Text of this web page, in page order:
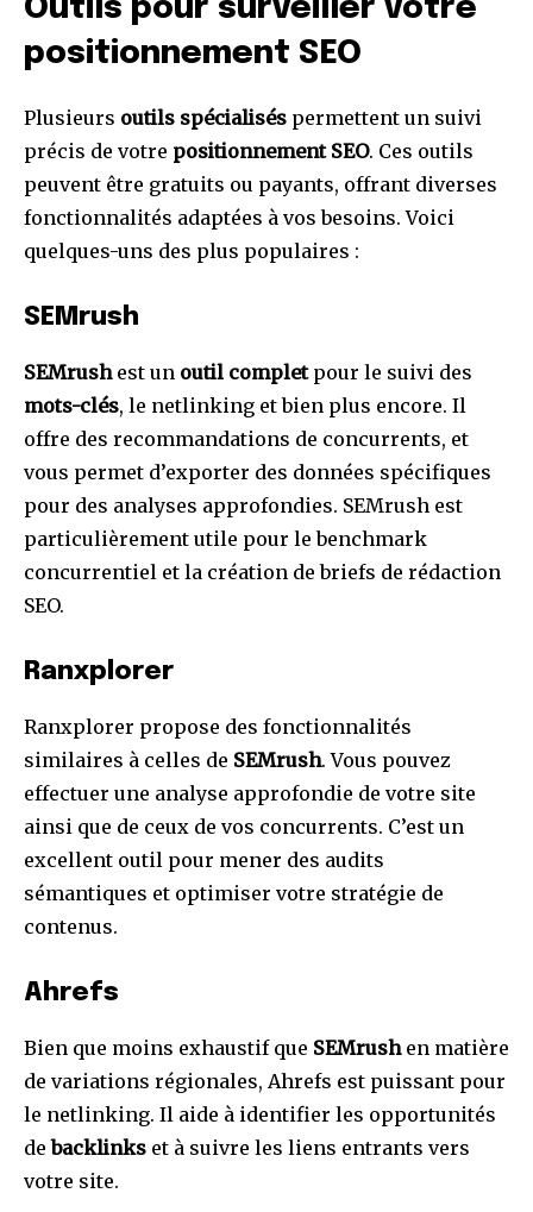
Outils pour surveiller votre
positionnement SEO
Plusieurs outils spécialisés permettent un suivi
précis de votre positionnement SEO. Ces outils
peuvent être gratuits ou payants, offrant diverses
fonctionnalités adaptées à vos besoins. Voici
quelques-uns des plus populaires :
SEMrush
SEMrushest un outil completpour le suivi des
mots-clés, le netlinking et bien plus encore. Il
offre des recommandations de concurrents, et
vous permet d’exporter des données spécifiques
pour des analyses approfondies. SEMrush est
particulièrement utile pour le benchmark
concurrentiel et la création de briefs de rédaction
SEO.
Ranxplorer
Ranxplorer propose des fonctionnalités
similaires à celles de SEMrush. Vous pouvez
effectuer une analyse approfondie de votre site
ainsi que de ceux de vos concurrents. C’est un
excellent outil pour mener des audits
sémantiques et optimiser votre stratégie de
contenus.
Ahrefs
Bien que moins exhaustif que SEMrushen matière
de variations régionales, Ahrefs est puissant pour
le netlinking. Il aide à identifier les opportunités
debacklinks et à suivre les liens entrants vers
votre site.